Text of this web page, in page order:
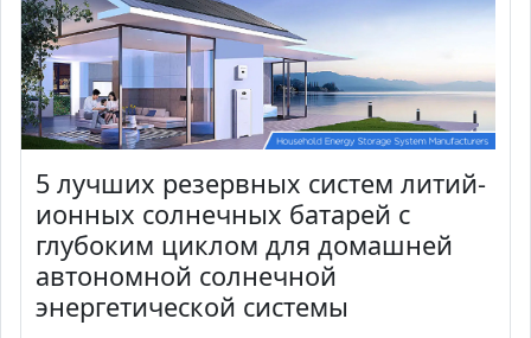
5 лучших резервных систем литий-
ионных солнечных батарей с
глубоким циклом для домашней
автономной солнечной
энергетической системы